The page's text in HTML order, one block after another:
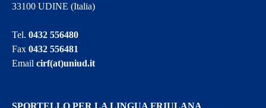
33100 UDINE (Italia)
Tel.0432 556480
Fax0432 556481
Emailcirf(at)uniud.it
SPORTELLO PER LA LINGUA FRIULANA